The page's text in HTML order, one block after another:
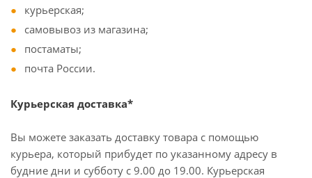
курьерская;
самовывоз из магазина;
постаматы;
почта России.
Курьерская доставка*
Вы можете заказать доставку товара с помощью
курьера, который прибудет по указанному адресу в
будние дни и субботу с 9.00 до 19.00. Курьерская